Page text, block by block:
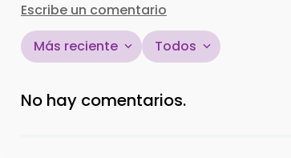
Escribe un comentario
Título
Más reciente Todos
No hay comentarios.